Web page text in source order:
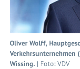
Oliver Wolff,
Verkehrsunternehmen
Wissing. | Foto: VDV